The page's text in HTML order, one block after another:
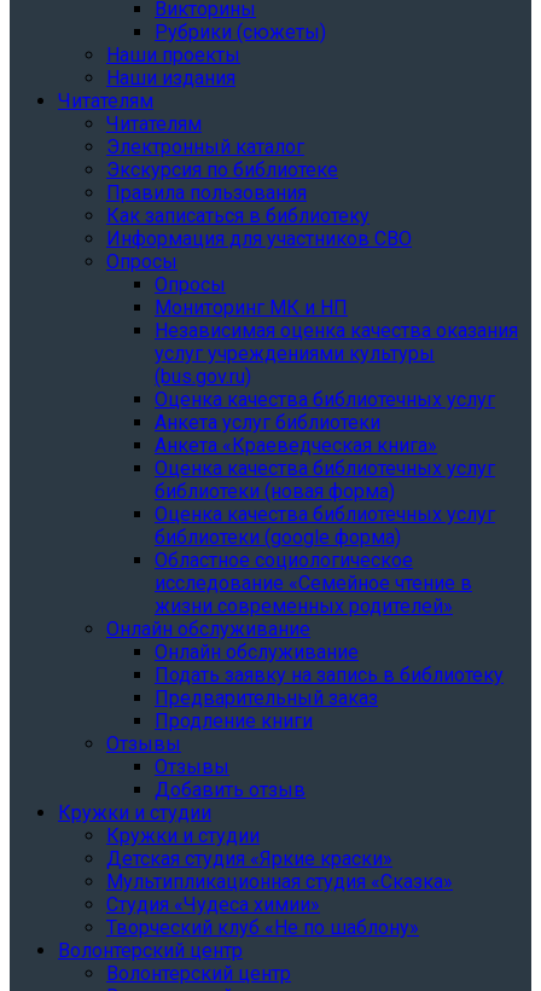
Викторины
Рубрики (сюжеты)
Наши проекты
Наши издания
Читателям
Читателям
Электронный каталог
Экскурсия по библиотеке
Правила пользования
Как записаться в библиотеку
Информация для участников СВО
Опросы
Опросы
Мониторинг МК и НП
Независимая оценка качества оказания
услуг учреждениями культуры
(bus.gov.ru)
Оценка качества библиотечных услуг
Анкета услуг библиотеки
Анкета «Краеведческая книга»
Oценка качества библиотечных услуг
библиотеки (новая форма)
Oценка качества библиотечных услуг
библиотеки (google форма)
Областное социологическое
исследование «Семейное чтение в
жизни современных родителей»
Онлайн обслуживание
Онлайн обслуживание
Подать заявку на запись в библиотеку
Предварительный заказ
Продление книги
Отзывы
Отзывы
Добавить отзыв
Кружки и студии
Кружки и студии
Детская студия «Яркие краски»
Мультипликационная студия «Сказка»
Студия «Чудеса химии»
Творческий клуб «Не по шаблону»
Волонтерский центр
Волонтерский центр